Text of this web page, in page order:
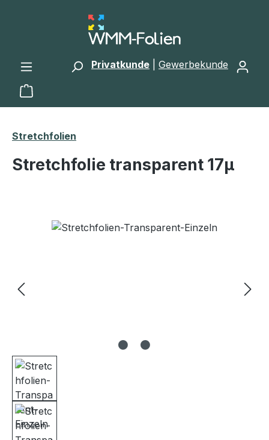
Zum Hauptinhalt springen
Privatkunde Gewerbekunde
Warenkorb enthält 0 Positionen. Der
Stretchfolien
Stretchfolie transparent 17µ
Bildergalerie überspringen